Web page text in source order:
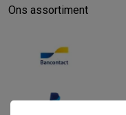
Ons assortiment